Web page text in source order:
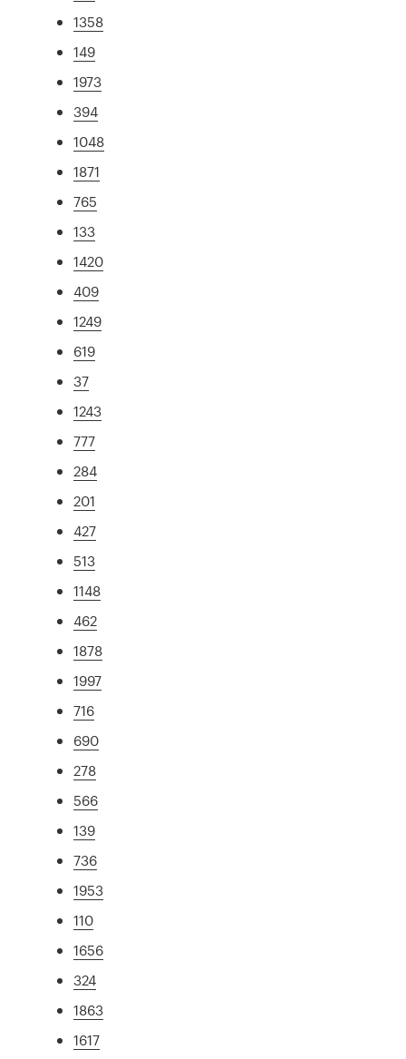
1358
149
1973
394
1048
1871
765
133
1420
409
1249
619
37
1243
777
284
201
427
513
1148
462
1878
1997
716
690
278
566
139
736
1953
110
1656
324
1863
1617